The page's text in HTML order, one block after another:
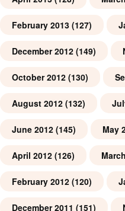
February 2013 (127)
December 2012 (149)
October 2012 (130)
August 2012 (132)
June 2012 (145) May
April 2012 (126)
February 2012 (120)
December 2011 (151)